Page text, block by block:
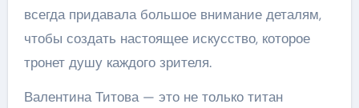
всегда придавала большое внимание деталям,
чтобы создать настоящее искусство, которое
тронет душу каждого зрителя.
Валентина Титова — это не только титан